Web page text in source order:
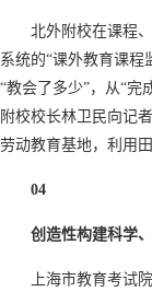
北外附校在课程
系统的“课外教育课程
“教会了多少”，从“完
附校校长林卫民向记
劳动教育基地，利用
04
创造性构建科学
上海市教育考试